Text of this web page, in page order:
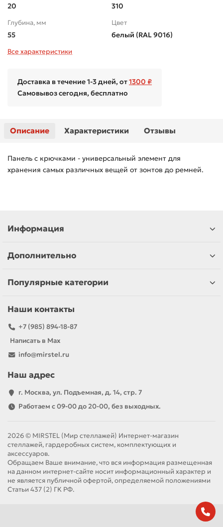
20 310
Глубина, мм
55
Цвет
белый (RAL 9016)
Все характеристики
Доставка в течение 1-3 дней, от1300 ₽
Самовывоз сегодня, бесплатно
Описание Характеристики Отзывы
Панель с крючками - универсальный элемент для
хранения самых различных вещей от зонтов до ремней.
Информация
Дополнительно
Популярные категории
Наши контакты
+7 (985) 894-18-87
Написать в Max
info@mirstel.ru
Наш адрес
г. Москва, ул. Подъемная, д. 14, стр. 7
Работаем с 09-00 до 20-00, без выходных.
2026 © MIRSTEL (Мир стеллажей) Интернет-магазин
стеллажей, гардеробных систем, комплектующих и
аксессуаров.
Обращаем Ваше внимание, что вся информация размещенная
на данном интернет-сайте носит информационный характер и
не является публичной офертой, определяемой положениями
Статьи 437 (2) ГК РФ.